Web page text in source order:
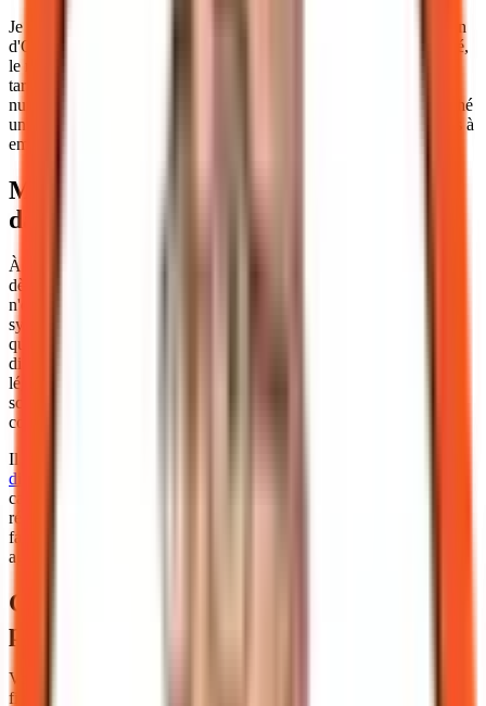
Je pense que nos exportateurs ne peuvent pas attendre une décision
d'Ottawa. Si l'Europe devient un bloc monétaire numérique intégré,
le risque est de voir apparaître une nouvelle forme de barrière non
tarifaire : la barrière de paiement. En maîtrisant les outils de l'euro
numérique, une PME québécoise s'assure un accès fluide au marché
unique, indépendamment de la lenteur des institutions canadiennes à
emboîter le pas.
Ma position : un investissement lucide
dans l'interopérabilité
À mon avis, le jeu en vaut la chandelle : je recommande d'intégrer
dès 2026 une cellule de veille sur l'interopérabilité des MNBC. Ce
n'est pas une question de suivre une mode, mais de préparer vos
systèmes à une réalité inévitable. L'euro numérique ne sera pas
qu'une monnaie de détail ; sa version hors ligne, par exemple,
distingue clairement les usages en ligne et hors ligne dans le cadre
législatif décrit en ouverture, ce qui pourrait ouvrir de nouveaux
scénarios de paiement B2B sur le terrain, lors de foires
commerciales ou de livraisons directes.
Il faut aussi noter que le
distribution
capable de vous accompagner dans cette transition. S'il n'a pas de
réponse claire sur sa stratégie MNBC, c'est peut-être le signe qu'il
faut diversifier vos partenaires bancaires vers des institutions plus
agiles ou des fintechs spécialisées dans le transatlantique.
Grille de décision pour votre stratégie de
paiement
Voici les questions que je vous suggère de poser à votre directeur
finance et à votre responsable TI pour évaluer votre préparation :